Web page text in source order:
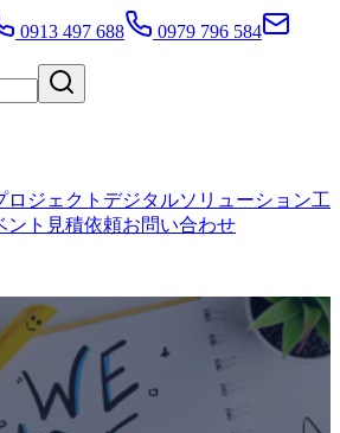
0913 497 688
0979 796 584
ロジェクト デジタルソリューション工
ント 見積依頼お問い合わせ